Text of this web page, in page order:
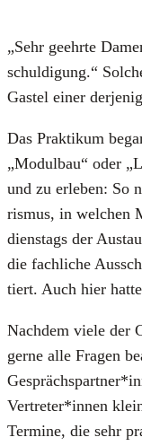
„Sehr geehr­te
schul­di­gung.“
Gastel einer
Das Prak­ti­kum
„Modul­bau“ oder
und zu erle­ben: So
ris­mus, in wel­chen
diens­tags der
die fach­li­che
tiert. Auch hier
Nach­dem vie­le der
ger­ne alle Fra­gen
Vertreter*innen
Ter­mi­ne, die sehr